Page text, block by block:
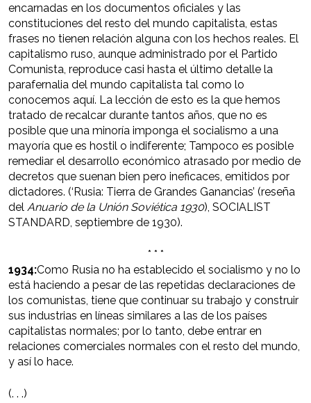
encarnadas en los documentos oficiales y las
constituciones del resto del mundo capitalista, estas
frases no tienen relación alguna con los hechos reales. El
capitalismo ruso, aunque administrado por el Partido
Comunista, reproduce casi hasta el último detalle la
parafernalia del mundo capitalista tal como lo
conocemos aquí. La lección de esto es la que hemos
tratado de recalcar durante tantos años, que no es
posible que una minoría imponga el socialismo a una
mayoría que es hostil o indiferente; Tampoco es posible
remediar el desarrollo económico atrasado por medio de
decretos que suenan bien pero ineficaces, emitidos por
dictadores. (‘Rusia: Tierra de Grandes Ganancias’ (reseña
del Anuario de la Unión Soviética 1930), SOCIALIST
STANDARD, septiembre de 1930).
* * *
1934:Como Rusia no ha establecido el socialismo y no lo
está haciendo a pesar de las repetidas declaraciones de
los comunistas, tiene que continuar su trabajo y construir
sus industrias en líneas similares a las de los países
capitalistas normales; por lo tanto, debe entrar en
relaciones comerciales normales con el resto del mundo,
y así lo hace.
(. . .)